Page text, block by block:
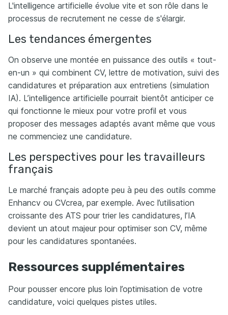
L'intelligence artificielle évolue vite et son rôle dans le
processus de recrutement ne cesse de s'élargir.
Les tendances émergentes
On observe une montée en puissance des outils « tout-
en-un » qui combinent CV, lettre de motivation, suivi des
candidatures et préparation aux entretiens (simulation
IA). L’intelligence artificielle pourrait bientôt anticiper ce
qui fonctionne le mieux pour votre profil et vous
proposer des messages adaptés avant même que vous
ne commenciez une candidature.
Les perspectives pour les travailleurs
français
Le marché français adopte peu à peu des outils comme
Enhancv ou CVcrea, par exemple. Avec l’utilisation
croissante des ATS pour trier les candidatures, l’IA
devient un atout majeur pour optimiser son CV, même
pour les candidatures spontanées.
Ressources supplémentaires
Pour pousser encore plus loin l’optimisation de votre
candidature, voici quelques pistes utiles.